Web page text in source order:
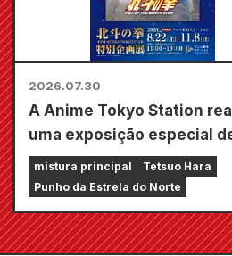
2026.07.30
A Anime Tokyo Station
uma exposição especial
"Fist of the North Star"!!
mistura principal
Tetsuo Hara
Punho da Estrela do Norte